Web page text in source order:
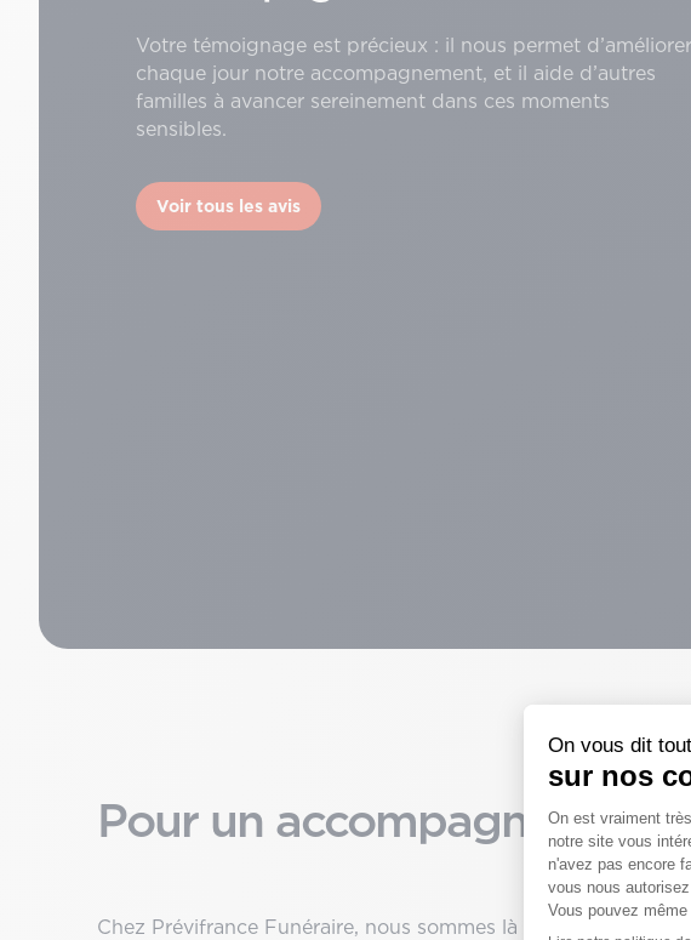
Votre témoignage est précieux : il nous permet d’améliorer
chaque jour notre accompagnement, et il aide d’autres
familles à avancer sereinement dans ces moments
sensibles.
Voir tous les avis
Pour un accompagnement
Chez Prévifrance Funéraire, nous sommes là pour vous